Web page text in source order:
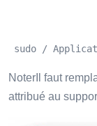
sudo /
NoterIl faut
attribué au